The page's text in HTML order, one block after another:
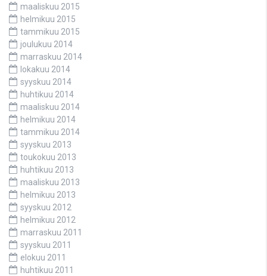
maaliskuu 2015
helmikuu 2015
tammikuu 2015
joulukuu 2014
marraskuu 2014
lokakuu 2014
syyskuu 2014
huhtikuu 2014
maaliskuu 2014
helmikuu 2014
tammikuu 2014
syyskuu 2013
toukokuu 2013
huhtikuu 2013
maaliskuu 2013
helmikuu 2013
syyskuu 2012
helmikuu 2012
marraskuu 2011
syyskuu 2011
elokuu 2011
huhtikuu 2011